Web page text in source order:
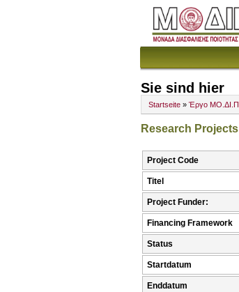
Sie sind hier
Startseite » Έργο ΜΟ.ΔΙ.Π.
Research Projects
Project Code
Titel
Project Funder:
Financing Framework
Status
Startdatum
Enddatum